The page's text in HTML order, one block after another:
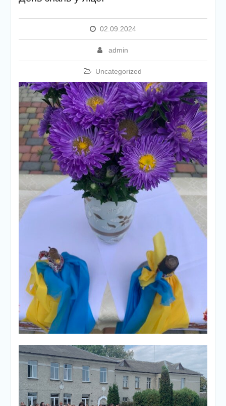
проходив V (фінальний)
етап Всеукраїнських
змагань “Пліч-о-пліч”
(масовий футбол 1-4
Останній дзвоник – свято
прощання та нових мрій
02.09.2024
admin
Uncategorized